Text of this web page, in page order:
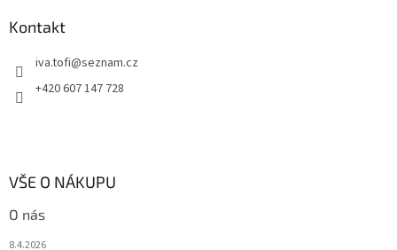
Kontakt
iva.tofi@seznam.cz
+420 607 147 728
VŠE O NÁKUPU
O nás
8.4.2026